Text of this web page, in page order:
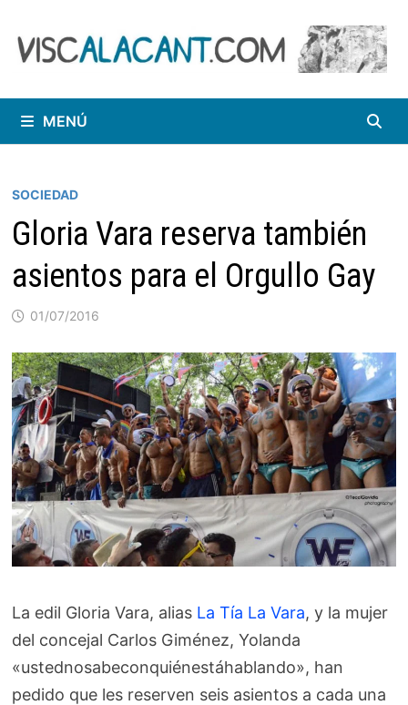
contenido
MENÚ
SOCIEDAD
Gloria Vara reserva también
asientos para el Orgullo Gay
01/07/2016
La edil Gloria Vara, alias La Tía La Vara, y la mujer
del concejal Carlos Giménez, Yolanda
«ustednosabeconquiénestáhablando», han
pedido que les reserven seis asientos a cada una